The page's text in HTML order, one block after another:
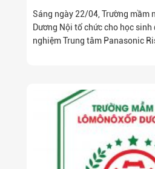
Sáng ngày 22/04, Trường mầm
Dương Nội tổ chức cho học
nghiệm Trung tâm Panasonic